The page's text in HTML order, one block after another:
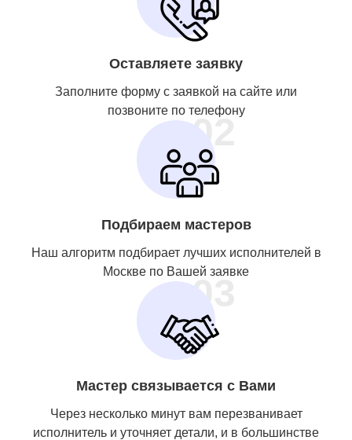
Оставляете заявку
Заполните форму с заявкой на сайте или
позвоните по телефону
02
Подбираем мастеров
Наш алгоритм подбирает лучших исполнителей в
Москве по Вашей заявке
03
Мастер связывается с Вами
Через несколько минут вам перезванивает
исполнитель и уточняет детали, и в большинстве